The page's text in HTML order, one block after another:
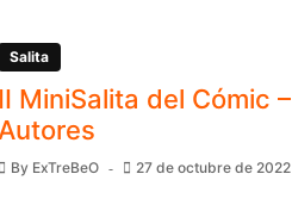
Salita
II MiniSalita del Cómic –
Autores
By ExTreBeO 27 de octubre de 2022